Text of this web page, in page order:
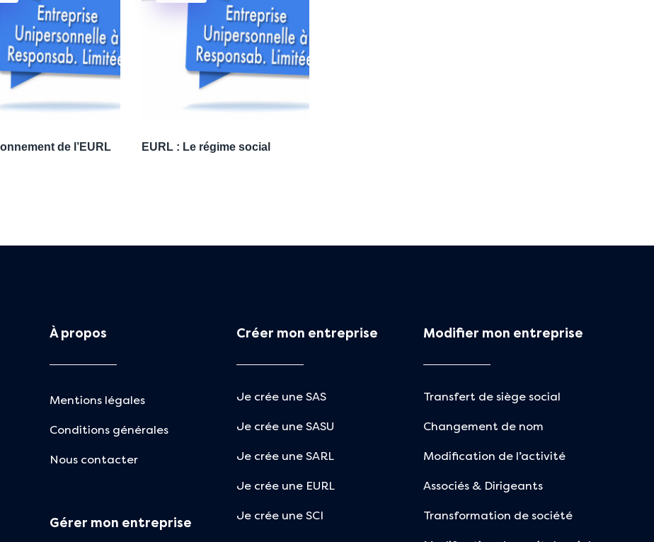
de l’EURL EURL : Le régime social
À propos
Mentions légales
Conditions générales
Nous contacter
Gérer mon entreprise
Créer mon entreprise
Je crée une SAS
Je crée une SASU
Je crée une SARL
Je crée une EURL
Je crée une SCI
Modifier mon entreprise
Transfert de siège social
Changement de nom
Modification de l’activité
Associés & Dirigeants
Transformation de société